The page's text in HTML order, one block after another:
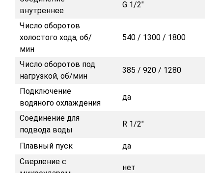
внутреннее
G 1/2"
Число оборотов
холостого хода, об/
мин
540 / 1300 / 1800
Число оборотов под
нагрузкой, об/мин
385 / 920 / 1280
Подключение
водяного охлаждения
да
Соединение для
подвода воды
R 1/2"
Плавный пуск
да
Сверление с
нет